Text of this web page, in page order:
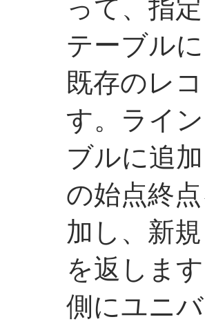
って、指
テーブル
既存のレ
す。ライ
ブルに追
の始点終
加し、新
を返しま
側にユニ